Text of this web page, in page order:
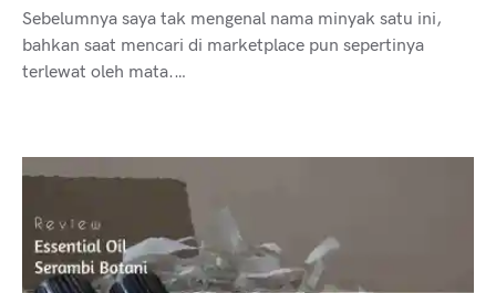
Sebelumnya saya tak mengenal nama minyak satu ini,
bahkan saat mencari di marketplace pun sepertinya
terlewat oleh mata.…